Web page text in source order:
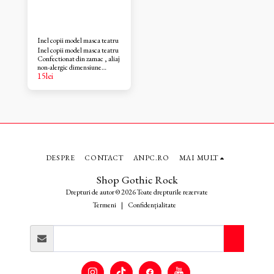
Inel copii model masca teatru
Inel copii model masca teatru
Confectionat din zamac , aliaj
non-alergic dimensiune
reglabila
15lei
Shop Gothic Rock
Drepturi de autor © 2026 Toate drepturile rezervate
Termeni | Confidențialitate
DESPRE CONTACT ANPC.RO MAI MULT